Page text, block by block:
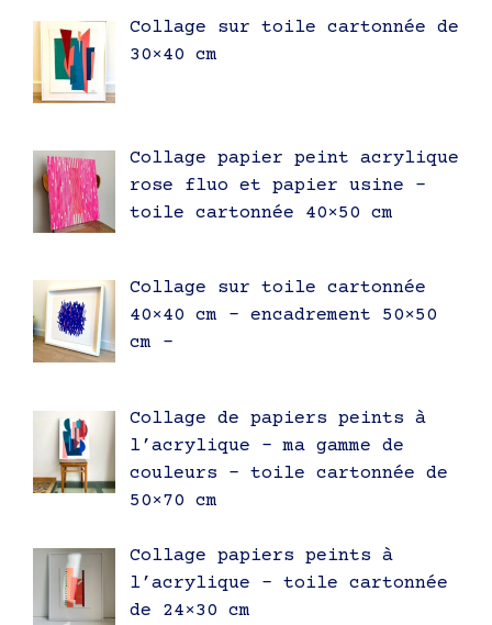
Collage sur toile cartonnée de
30×40 cm
Collage papier peint acrylique
rose fluo et papier usine –
toile cartonnée 40×50 cm
Collage sur toile cartonnée
40×40 cm – encadrement 50×50
cm –
Collage de papiers peints à
l’acrylique – ma gamme de
couleurs – toile cartonnée de
50×70 cm
Collage papiers peints à
l’acrylique – toile cartonnée
de 24×30 cm